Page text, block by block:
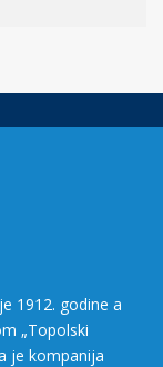
1912. godine a
„Topolski
je kompanija